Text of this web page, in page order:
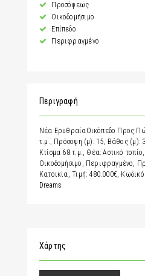
Προσόψεως
Οικοδομήσιμο
Επίπεδο
Περιφραγμένο
Περιγραφή
Νέα ΕρυθραίαΟικόπεδο Προς
τ.μ., Πρόσοψη (μ): 15, Βάθος (μ):
Κτίσμα 68 τ.μ., Θέα: Αστικό
Οικοδομήσιμο, Περιφραγμένο,
Κατοικία, Τιμή: 480.000€,
Dreams
Χάρτης